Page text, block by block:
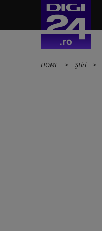
HOME Știri